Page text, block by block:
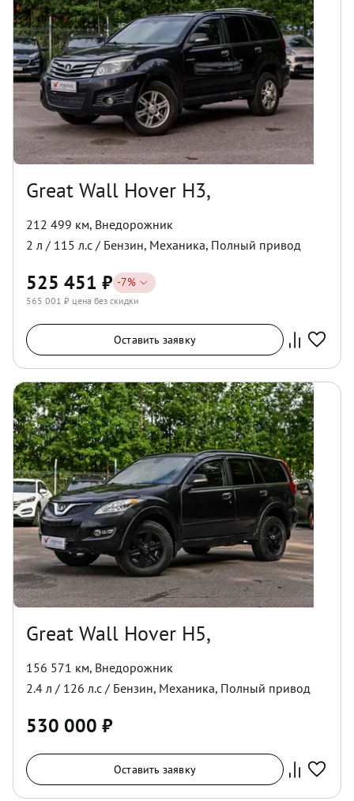
Great Wall Hover H3,
212 499 км, Внедорожник
2 л / 115 л.с / Бензин, Механика, Полный привод
525 451 ₽ -7%
565 001 ₽ цена без скидки
Оставить заявку
Great Wall Hover H5,
156 571 км, Внедорожник
2.4 л / 126 л.с / Бензин, Механика, Полный привод
530 000 ₽
Оставить заявку